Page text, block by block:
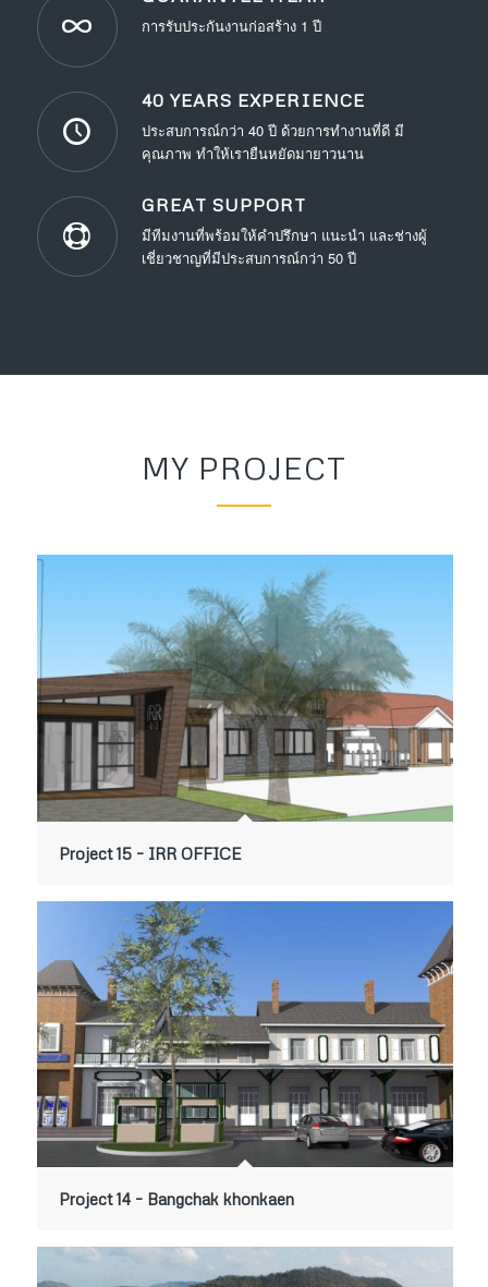
การรับประกันงานก่อสร้าง 1 ปี
40 YEARS EXPERIENCE
ประสบการณ์กว่า 40 ปี ด้วยการทำงานที่ดี มี
คุณภาพ ทำให้เรายืนหยัดมายาวนาน
GREAT SUPPORT
มีทีมงานที่พร้อมให้คำปรึกษา แนะนำ และช่างผู้
เชี่ยวชาญที่มีประสบการณ์กว่า 50 ปี
MY PROJECT
Project 15 – IRR OFFICE
Project 14 – Bangchak khonkaen